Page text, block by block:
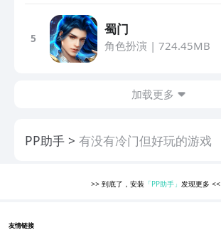
5
蜀门
角色扮演 | 724.45MB
加载更多
PP助手 有没有冷门但好玩的游戏
>> 到底了，安装 「PP助手」发现更多<<
友情链接